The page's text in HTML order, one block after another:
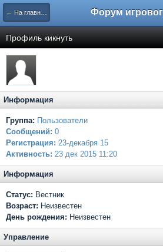
← На главную
Профиль кикнуть
Информация
Группа: Пользователи
Сообщений: 0
Регистрация: 23-декабря 15
Активность: 23 дек 2015 11:20
Информация
Статус: Вестник
Возраст: Неизвестен
День рождения: Неизвестен
Управление